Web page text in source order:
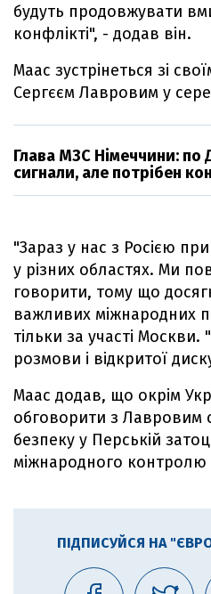
будуть продовжувати
конфлікті", - додав він.
Маас зустрінеться зі
Сергєєм Лавровим у
Глава МЗС Німеччини: по
сигнали, але потрібен
"Зараз у нас з Росією
у різних областях. Ми
говорити, тому що
важливих міжнародних
тільки за участі
розмови і відкритої
Маас додав, що окрім
обговорити з Лавровим
безпеку у Перській
міжнародного
ПІДПИСУЙСЯ НА